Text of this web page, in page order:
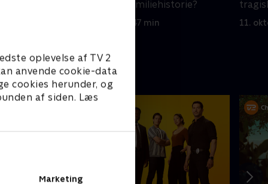
oplevelse af TV 2
anvende cookie-data
cookies herunder, og
af siden. Læs
Marketing
mandens egen familiehistorie?
11. oktober 2021 • 47 min 11.